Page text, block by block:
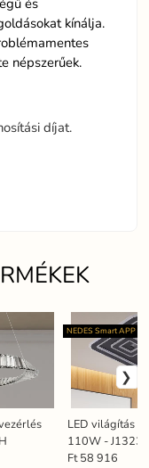
kínálja.
népszerűek.
díjat.
LED világítás +
110W -
NEDES Smart APP
Ft 58 916